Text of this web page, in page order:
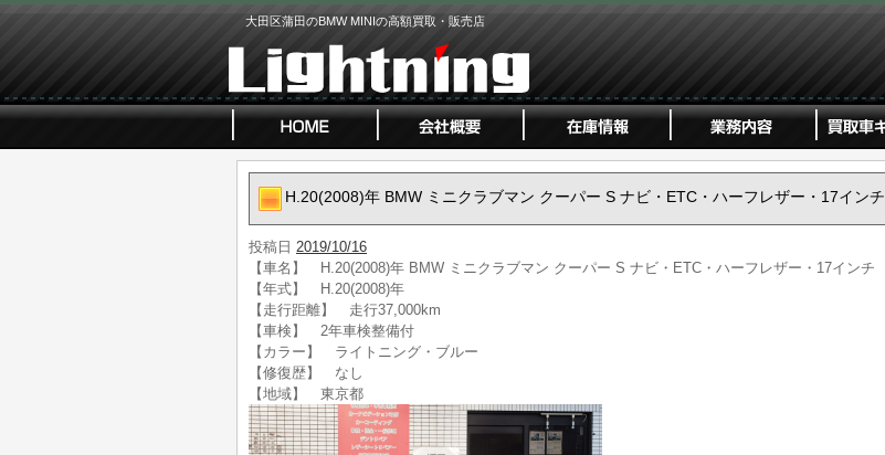
大田区蒲田のBMW MINIの高額買取・販売店
H.20(2008)年 BMW ミニクラブマン クーパー S ナビ・ETC・ハーフレザー・17インチ
投稿日 2019/10/16
【車名】 H.20(2008)年 BMW ミニクラブマン クーパー S ナビ・ETC・ハーフレザー・17インチ
【年式】 H.20(2008)年
【走行距離】 走行37,000km
【車検】 2年車検整備付
【カラー】 ライトニング・ブルー
【修復歴】 なし
【地域】 東京都